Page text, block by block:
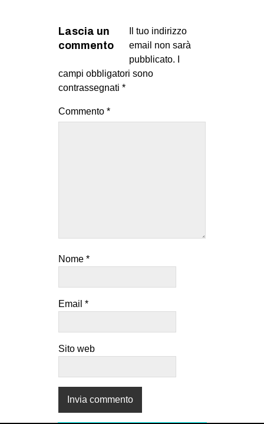
Lascia un
commento
Il tuo indirizzo
email non sarà
pubblicato.
campi obbligatori sono
contrassegnati *
Commento *
Nome *
Email *
Sito web